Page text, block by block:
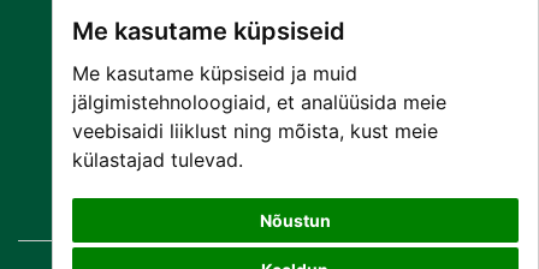
Me kasutame küpsiseid
Me kasutame küpsiseid ja muid
jälgimistehnoloogiaid, et analüüsida meie
veebisaidi liiklust ning mõista, kust meie
külastajad tulevad.
Nõustun
SA NARVA HAIGLA